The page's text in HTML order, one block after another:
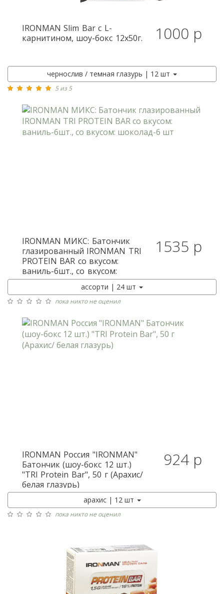
IRONMAN Slim Bar с L-
карнитином, шоу-бокс 12x50г.
1000 р
чернослив / темная глазурь | 12 шт
5 из 5
IRONMAN МИКС: Батончик
глазированный IRONMAN TRI
PROTEIN BAR со вкусом:
ваниль-6шт., со вкусом:
шоколад-6 шт
1535 р
ассорти | 24 шт
пока никто не оценил
IRONMAN Россия "IRONMAN"
Батончик (шоу-бокс 12 шт.)
"TRI Protein Bar", 50 г (Арахис/
белая глазурь)
924 р
арахис | 12 шт
пока никто не оценил